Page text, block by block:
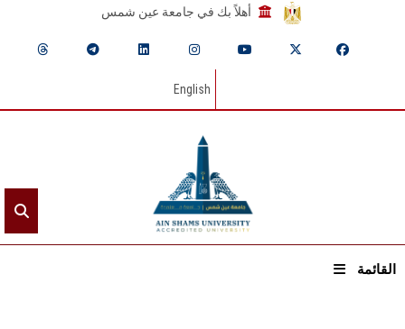
أهلاً بك في جامعة عين شمس
English
القائمة